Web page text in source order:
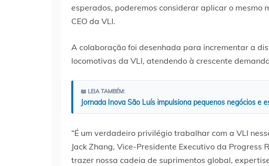
esperados, poderemos considerar aplicar o mesmo
CEO da VLI.
A colaboração foi desenhada para incrementar a
locomotivas da VLI, atendendo à crescente
📖 LEIA TAMBÉM:
Jornada Inova São Luís impulsiona pequenos negócios e
“É um verdadeiro privilégio trabalhar com a VLI
Jack Zhang, Vice-Presidente Executivo da Progress
trazer nossa cadeia de suprimentos global,